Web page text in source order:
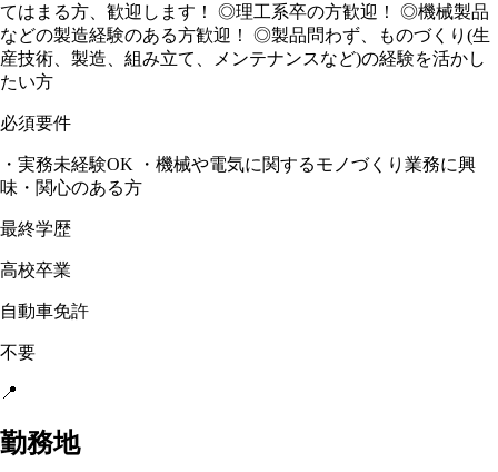
てはまる方、歓迎します！ ◎理工系卒の方歓迎！ ◎機械製品
などの製造経験のある方歓迎！ ◎製品問わず、ものづくり(生
産技術、製造、組み立て、メンテナンスなど)の経験を活かし
たい方
必須要件
・実務未経験OK ・機械や電気に関するモノづくり業務に興
味・関心のある方
最終学歴
高校卒業
自動車免許
不要
📍
勤務地